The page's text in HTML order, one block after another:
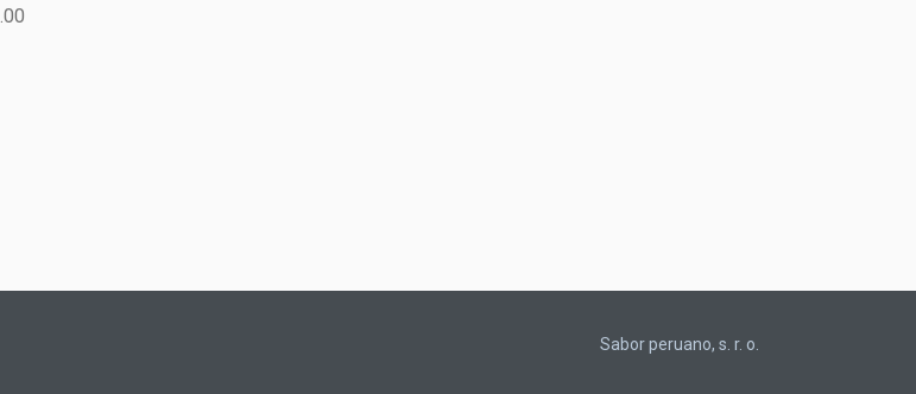
Sabor peruano, s. r. o.